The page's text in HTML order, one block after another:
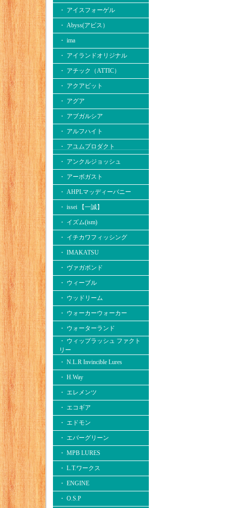
・ アイスフォーゲル
・ Abyss(アビス）
・ ima
・ アイランドオリジナル
・ アチック（ATTIC）
・ アクアビット
・ アグア
・ アブガルシア
・ アルフハイト
・ アユムプロダクト
・ アンクルジョッシュ
・ アーボガスト
・ AHPLマッディーバニー
・ issei 【一誠】
・ イズム(ism)
・ イチカワフィッシング
・ IMAKATSU
・ ヴァガボンド
・ ウィーブル
・ ウッドリーム
・ ウォーカーウォーカー
・ ウォーターランド
・ ウィップラッシュ ファクト
リー
・ N.L.R Invincible Lures
・ H.Way
・ エレメンツ
・ エコギア
・ エドモン
・ エバーグリーン
・ MPB LURES
・ L.T.ワークス
・ ENGINE
・ O.S.P